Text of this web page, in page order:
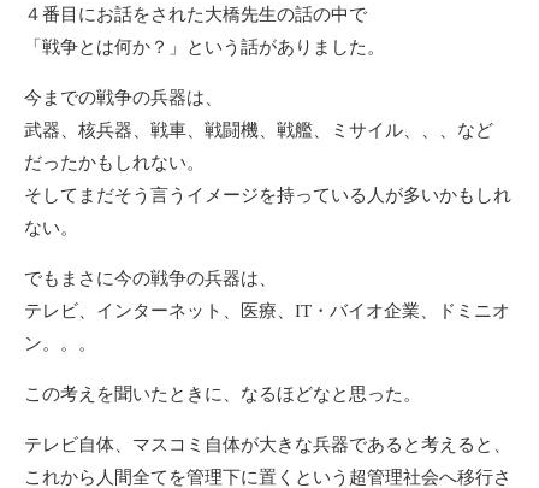
４番目にお話をされた大橋先生の話の中で
「戦争とは何か？」という話がありました。
今までの戦争の兵器は、
武器、核兵器、戦車、戦闘機、戦艦、ミサイル、、、など
だったかもしれない。
そしてまだそう言うイメージを持っている人が多いかもしれ
ない。
でもまさに今の戦争の兵器は、
テレビ、インターネット、医療、IT・バイオ企業、ドミニオ
ン。。。
この考えを聞いたときに、なるほどなと思った。
テレビ自体、マスコミ自体が大きな兵器であると考えると、
これから人間全てを管理下に置くという超管理社会へ移行さ